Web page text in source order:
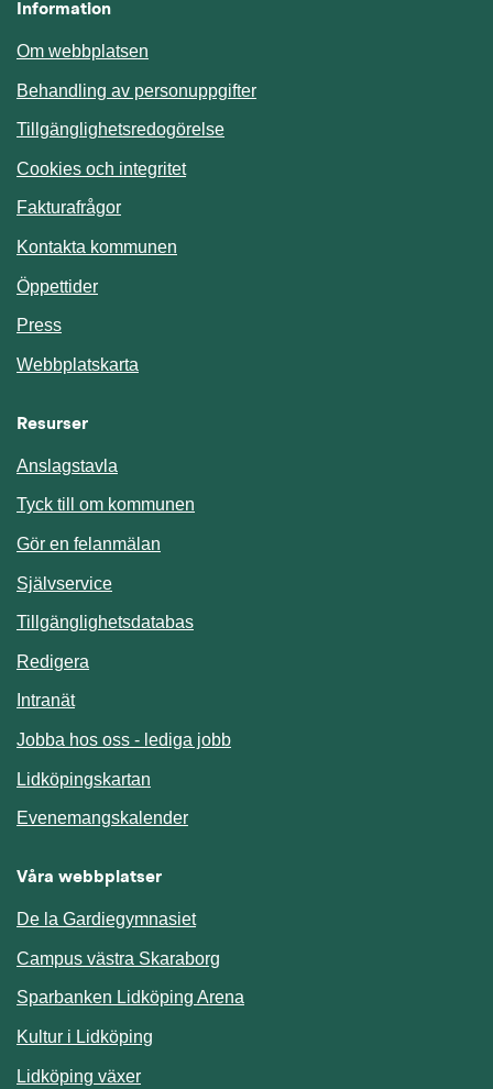
Information
Om webbplatsen
Behandling av personuppgifter
Tillgänglighetsredogörelse
Cookies och integritet
Fakturafrågor
Kontakta kommunen
Öppettider
Press
Webbplatskarta
Resurser
Anslagstavla
Tyck till om kommunen
Gör en felanmälan
SjälvserviceLänk till annan webbplats.
TillgänglighetsdatabasLänk till annan webbplats.
Redigera
IntranätLänk till annan webbplats.
Jobba hos oss - lediga jobb
Lidköpingskartan
EvenemangskalenderLänk till annan webbplats.
Våra webbplatser
De la Gardiegymnasiet
Campus västra Skaraborg
Sparbanken Lidköping Arena
Kultur i Lidköping
Lidköping växer